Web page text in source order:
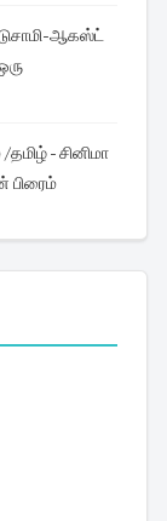
ஆகஸ்ட்
- சினிமா
பிரைம்